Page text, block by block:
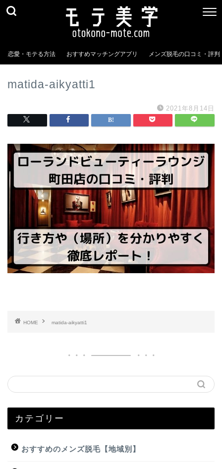
恋愛・モテる方法 おすすめマッチングアプリ メンズ脱毛の口コミ・評判
matida-aikyatti1
2021年8月14日
HOME matida-aikyatti1
カテゴリー
おすすめのメンズ脱毛【地域別】